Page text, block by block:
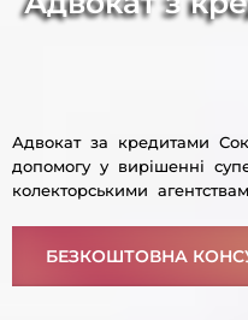
Адвокат за кредитами
допомогу у вирішенні
колекторськими
БЕЗКОШТОВНА